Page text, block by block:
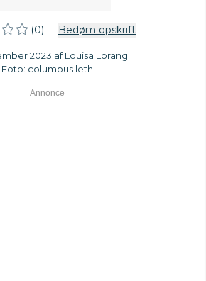
(0) Bedøm opskrift
2023 af Louisa Lorang
Foto: columbus leth